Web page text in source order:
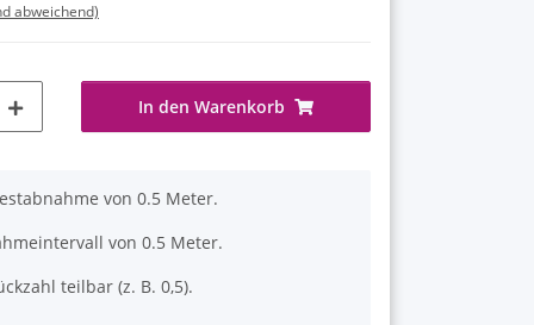
abweichend)
In den Warenkorb
von 0.5 Meter.
von 0.5 Meter.
teilbar (z. B. 0,5).